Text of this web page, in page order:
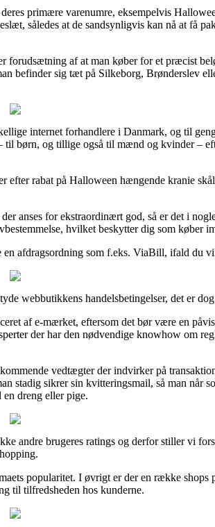
primære varenumre, eksempelvis
således at de sandsynligvis kan nå at få
forudsætning af at man køber for et præcist
befinder sig tæt på Silkeborg, Brønderslev
internet forhandlere i Danmark, og til
til børn, og tillige også til mænd og kvinder –
rabat på Halloween hængende kranie
anses for ekstraordinært god, så er det i
hvilket beskytter dig som køber
afdragsordning som f.eks. ViaBill, ifald du
webbutikkens handelsbetingelser, det er
af e-mærket, eftersom det bør være en
der har den nødvendige knowhow om
vedtægter der indvirker på
stadig sikrer sin kvitteringsmail, så man når
dreng eller pige.
andre brugeres ratings og derfor stiller vi
popularitet. I øvrigt er der en række shops
til tilfredsheden hos kunderne.